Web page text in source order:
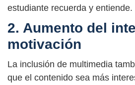
estudiante recuerda y entiende.
2. Aumento del
motivación
La inclusión de multimedia
que el contenido sea más